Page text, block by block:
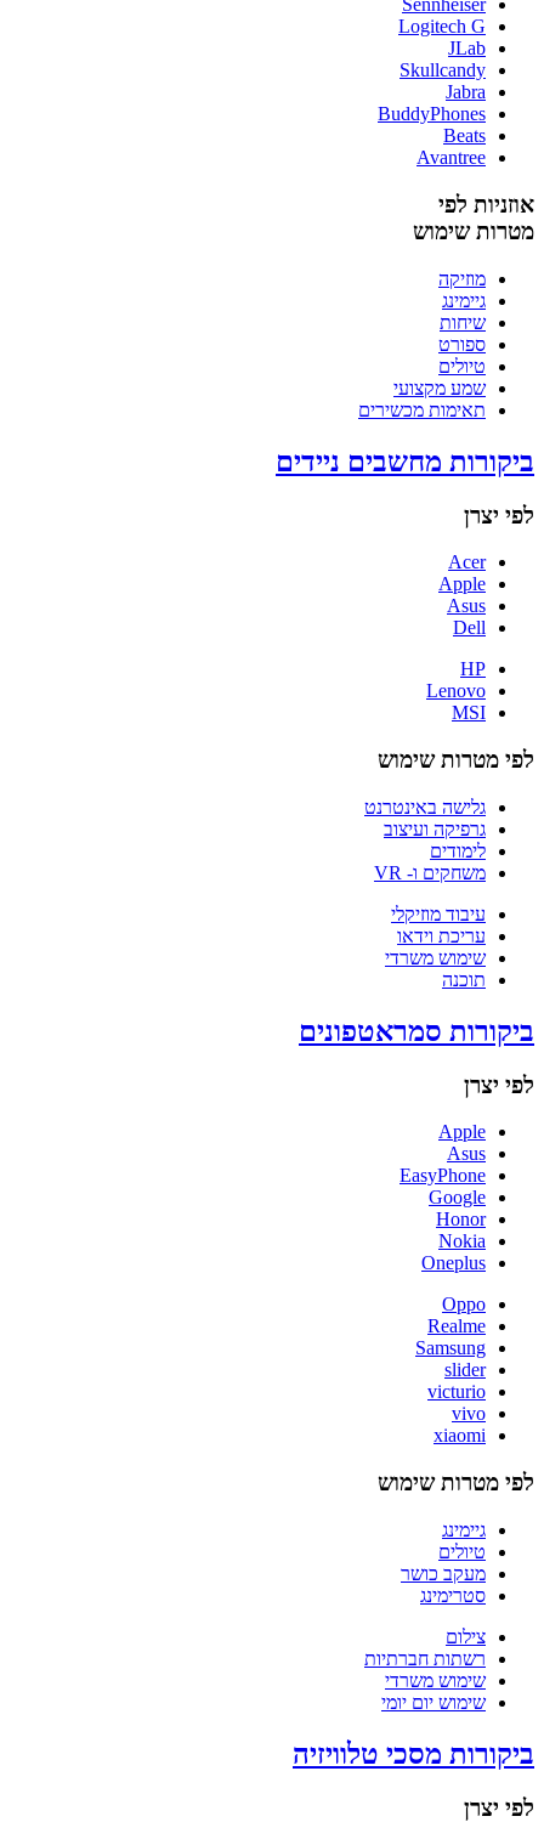
Sennheiser
Logitech G
JLab
Skullcandy
Jabra
BuddyPhones
Beats
Avantree
אוזניות לפי
מטרות שימוש
מוזיקה
גיימינג
שיחות
ספורט
טיולים
שמע מקצועי
תאימות מכשירים
ביקורות מחשבים ניידים
לפי יצרן
Acer
Apple
Asus
Dell
HP
Lenovo
MSI
לפי מטרות שימוש
גלישה באינטרנט
גרפיקה ועיצוב
לימודים
משחקים ו- VR
עיבוד מוזיקלי
עריכת וידאו
שימוש משרדי
תוכנה
ביקורות סמראטפונים
לפי יצרן
Apple
Asus
EasyPhone
Google
Honor
Nokia
Oneplus
Oppo
Realme
Samsung
slider
victurio
vivo
xiaomi
לפי מטרות שימוש
גיימינג
טיולים
מעקב כושר
סטרימינג
צילום
רשתות חברתיות
שימוש משרדי
שימוש יום יומי
ביקורות מסכי טלוויזיה
לפי יצרן